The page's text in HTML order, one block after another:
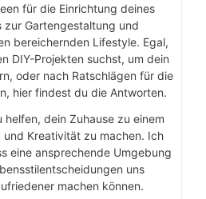
für die Einrichtung deines
zur Gartengestaltung und
bereichernden Lifestyle. Egal,
DIY-Projekten suchst, um dein
oder nach Ratschlägen für die
hier findest du die Antworten.
helfen, dein Zuhause zu einem
und Kreativität zu machen. Ich
eine ansprechende Umgebung
uns
machen können.